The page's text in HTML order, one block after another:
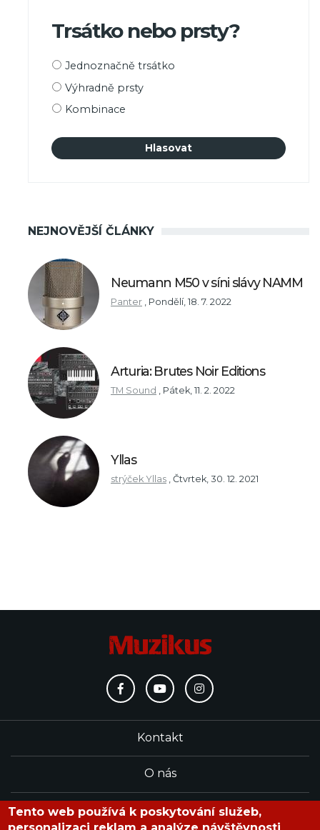
Trsátko nebo prsty?
Možnosti
Jednoznačně trsátko
Výhradně prsty
Kombinace
NEJNOVĚJŠÍ ČLÁNKY
Neumann M50 v síni slávy NAMM
Panter , Pondělí, 18. 7. 2022
Arturia: Brutes Noir Editions
TM Sound , Pátek, 11. 2. 2022
Yllas
strýček Yllas , Čtvrtek, 30. 12. 2021
Kontakt
O nás
Redakce
Tento web používá k poskytování služeb,